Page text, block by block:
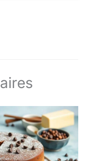
élaborées par nos chefs
d'utilisateurs.